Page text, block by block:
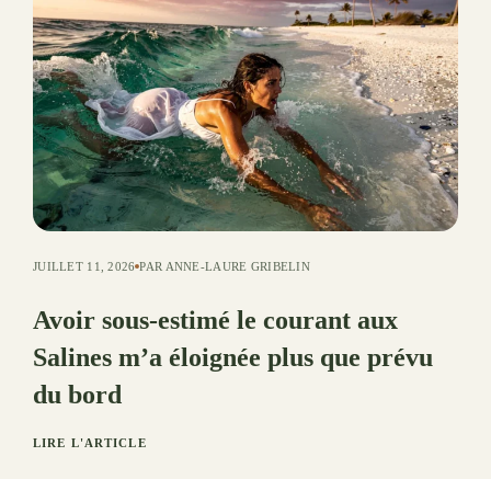
JUILLET 11, 2026 PAR ANNE-LAURE GRIBELIN
Avoir sous-estimé le courant aux
Salines m’a éloignée plus que prévu
du bord
LIRE L'ARTICLE